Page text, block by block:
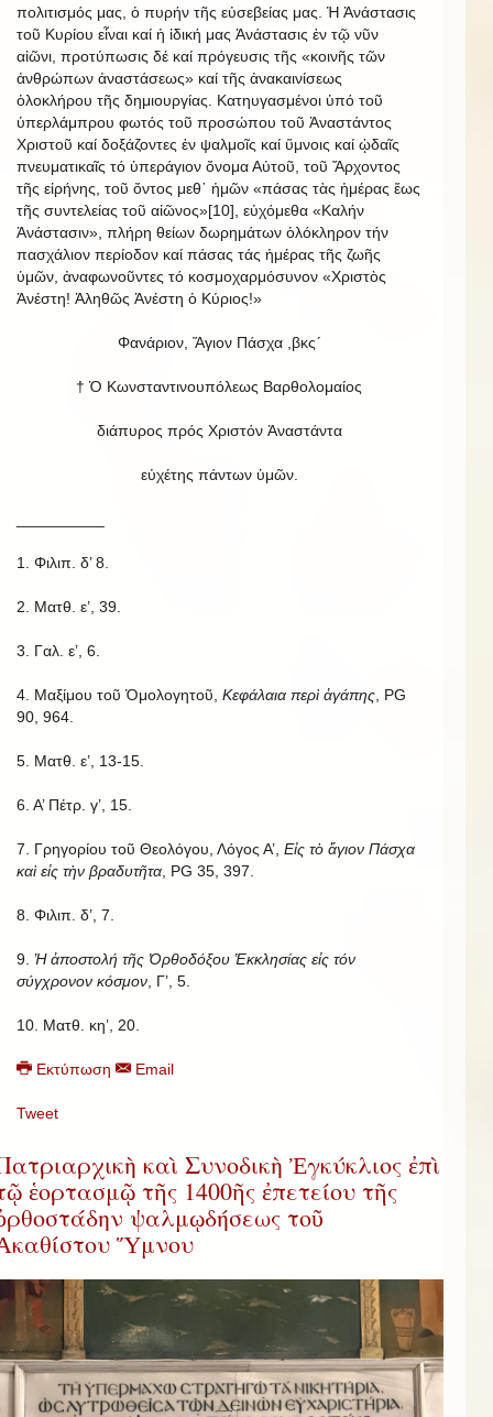
πολιτισμός μας, ὁ πυρήν τῆς εὐσεβείας μας. Ἡ Ἀνάστασις
τοῦ Κυρίου εἶναι καί ἡ ἰδική μας Ἀνάστασις ἐν τῷ νῦν
αἰῶνι, προτύπωσις δέ καί πρόγευσις τῆς «κοινῆς τῶν
ἀνθρώπων ἀναστάσεως» καί τῆς ἀνακαινίσεως
ὁλοκλήρου τῆς δημιουργίας. Κατηυγασμένοι ὑπό τοῦ
ὑπερλάμπρου φωτός τοῦ προσώπου τοῦ Ἀναστάντος
Χριστοῦ καί δοξάζοντες ἐν ψαλμοῖς καί ὕμνοις καί ᾠδαῖς
πνευματικαῖς τό ὑπεράγιον ὄνομα Αὐτοῦ, τοῦ Ἄρχοντος
τῆς εἰρήνης, τοῦ ὄντος μεθ᾿ ἡμῶν «πάσας τὰς ἡμέρας ἕως
τῆς συντελείας τοῦ αἰῶνος»[10], εὐχόμεθα «Καλήν
Ἀνάστασιν», πλήρη θείων δωρημάτων ὁλόκληρον τήν
πασχάλιον περίοδον καί πάσας τάς ἡμέρας τῆς ζωῆς
ὑμῶν, ἀναφωνοῦντες τό κοσμοχαρμόσυνον «Χριστὸς
Ἀνέστη! Ἀληθῶς Ἀνέστη ὁ Κύριος!»
Φανάριον, Ἅγιον Πάσχα ,βκς´
† Ὁ Κωνσταντινουπόλεως Βαρθολομαίος
διάπυρος πρός Χριστόν Ἀναστάντα
εὐχέτης πάντων ὑμῶν.
1. Φιλιπ. δ’ 8.
2. Ματθ. ε’, 39.
3. Γαλ. ε’, 6.
4. Μαξίμου τοῦ Ὁμολογητοῦ, Κεφάλαια περὶ ἀγάπης , PG
90, 964.
5. Ματθ. ε’, 13-15.
6. Α’ Πέτρ. γ’, 15.
7. Γρηγορίου τοῦ Θεολόγου, Λόγος Α’, Εἰς τὸ ἅγιον Πάσχα
καὶ εἰς τὴν βραδυτῆτα , PG 35, 397.
8. Φιλιπ. δ’, 7.
9. Ἡ ἀποστολή τῆς Ὀρθοδόξου Ἐκκλησίας εἰς τόν
σύγχρονον κόσμον , Γ’, 5.
10. Ματθ. κη’, 20.
Εκτύπωση Email
Tweet
καὶ Συνοδικὴ Ἐγκύκλιος ἐπὶ
ἑορτασμῷ τῆς 1400ῆς ἐπετείου τῆς
ψαλμῳδήσεως τοῦ
Ὕμνου